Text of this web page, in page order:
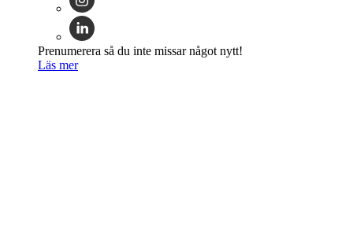
Prenumerera så du inte missar något nytt!
Läs mer